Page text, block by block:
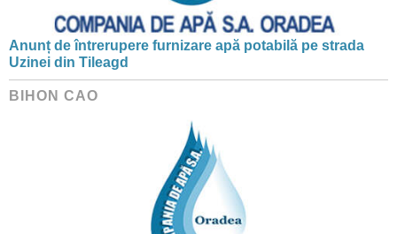
Anunț de întrerupere furnizare apă potabilă pe strada
Uzinei din Tileagd
BIHON CAO